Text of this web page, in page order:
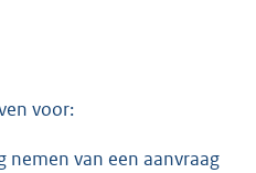
voor:
nemen van een aanvraag